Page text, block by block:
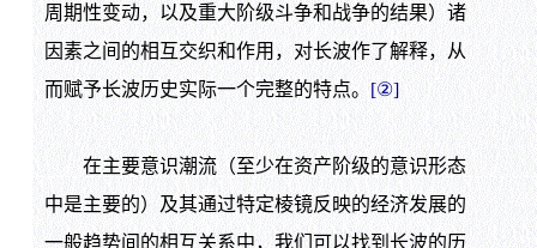
周期性变动，以及重大阶级斗争和战争的结果）诸
因素之间的相互交织和作用，对长波作了解释，从
而赋予长波历史实际一个完整的特点。 [②]
在主要意识潮流（至少在资产阶级的意识形态
中是主要的）及其通过特定棱镜反映的经济发展的
一般趋势间的相互关系中，我们可以找到长波的历